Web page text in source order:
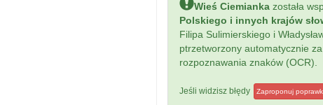
Wieś Ciemianka została
Polskiego i innych krajów
Filipa Sulimierskiego i
ptrzetworzony automatycznie
rozpoznawania znaków (OCR).
Jeśli widzisz błędy Zaproponuj